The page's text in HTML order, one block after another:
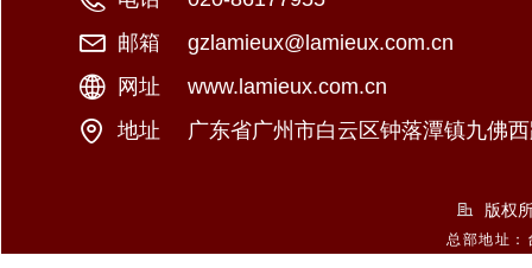
邮箱：
george@lamieux.com.tw
网址：
www.example.xxx
地址：
中国北京市东城区某某大厦8-88室
版权
总部地址
gzlamieux@lamieux.com.cn
www.lamieux.com.cn
广东省广州市白云区钟落潭镇九佛